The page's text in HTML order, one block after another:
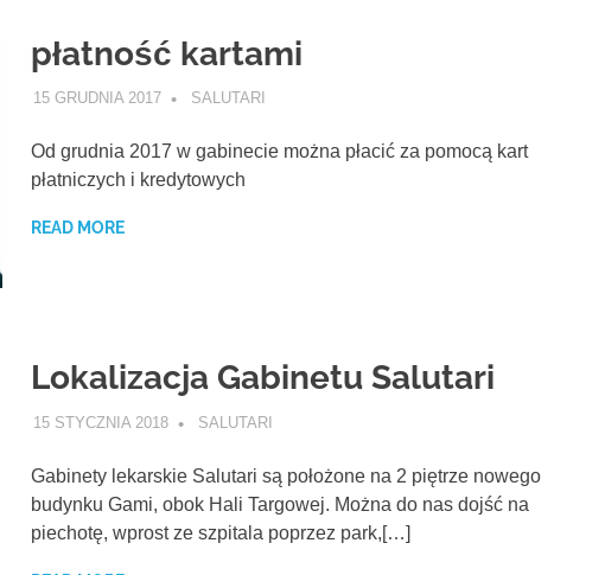
płatność kartami
15 GRUDNIA 2017 SALUTARI
Od grudnia 2017 w gabinecie można płacić za pomocą kart
płatniczych i kredytowych
READ MORE
Lokalizacja Gabinetu Salutari
15 STYCZNIA 2018 SALUTARI
Gabinety lekarskie Salutari są położone na 2 piętrze nowego
budynku Gami, obok Hali Targowej. Można do nas dojść na
piechotę, wprost ze szpitala poprzez park,[…]